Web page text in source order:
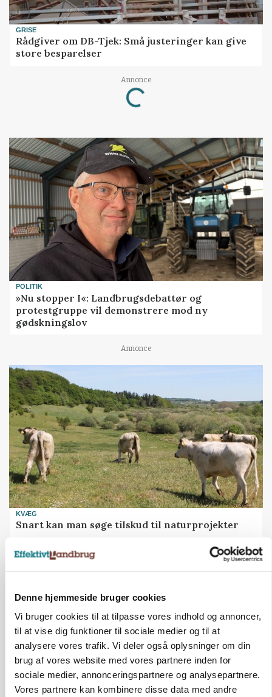
Denne hjemmeside bruger cookies
Vi bruger cookies til at tilpasse vores indhold og annoncer,
til at vise dig funktioner til sociale medier og til at
analysere vores trafik. Vi deler også oplysninger om din
brug af vores website med vores partnere inden for
sociale medier, annonceringspartnere og analysepartnere.
Vores partnere kan kombinere disse data med andre
GRISE
Rådgiver om DB-Tjek: Små justeringer kan give
store besparelser
Annonce
Loading...
POLITIK
»Nu stopper I«: Landbrugsdebattør og
protestgruppe vil demonstrere mod ny
gødskningslov
Annonce
KVÆG
Snart kan man søge tilskud til naturprojekter
skadedyrsrisici
Annonce
Loading...